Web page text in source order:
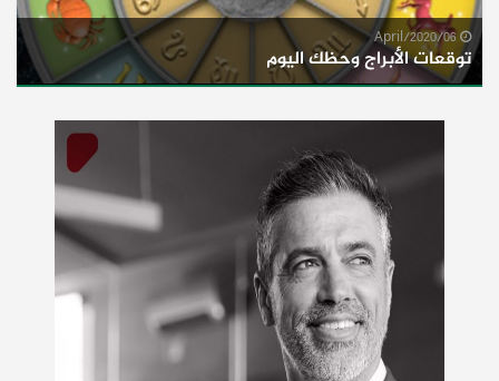
توقعات الأبراج وحظك اليوم